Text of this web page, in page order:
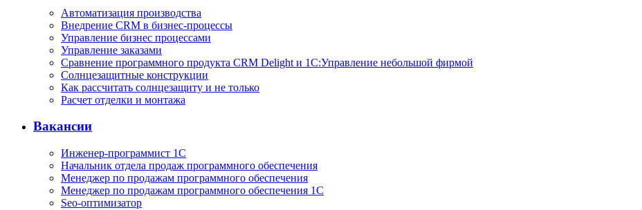
Автоматизация производства
Внедрение CRM в бизнес-процессы
Управление бизнес процессами
Управление заказами
Сравнение программного продукта CRM Delight и 1С:Управление небольшой фирмой
Солнцезащитные конструкции
Как рассчитать солнцезащиту и не только
Расчет отделки и монтажа
Вакансии
Инженер-программист 1С
Начальник отдела продаж программного обеспечения
Менеджер по продажам программного обеспечения
Менеджер по продажам программного обеспечения 1С
Seo-оптимизатор